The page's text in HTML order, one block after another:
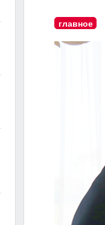
главное